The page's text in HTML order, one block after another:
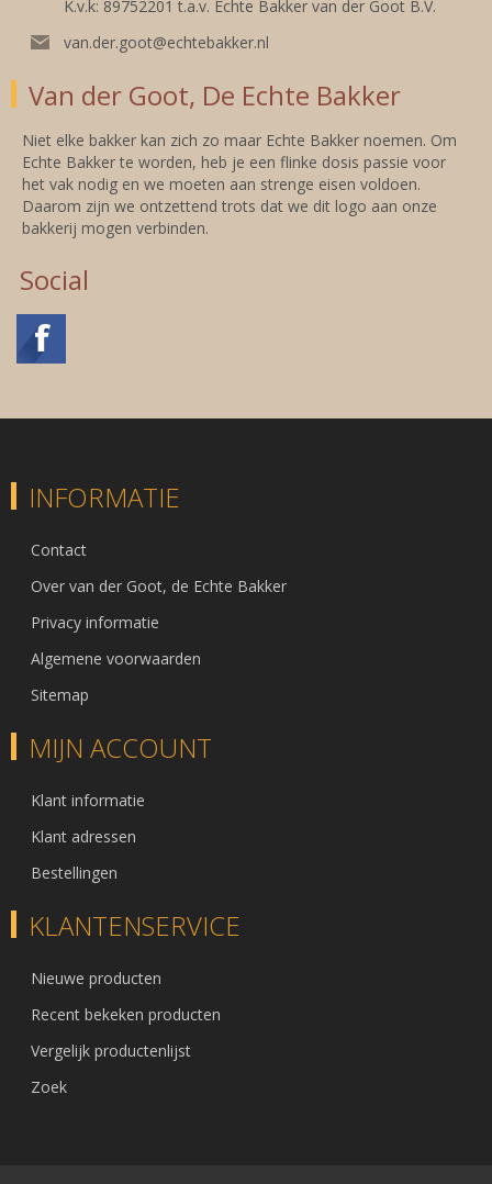
K.v.k: 89752201 t.a.v. Echte Bakker van der Goot B.V.
van.der.goot@echtebakker.nl
Van der Goot, De Echte Bakker
Niet elke bakker kan zich zo maar Echte Bakker noemen. Om
Echte Bakker te worden, heb je een flinke dosis passie voor
het vak nodig en we moeten aan strenge eisen voldoen.
Daarom zijn we ontzettend trots dat we dit logo aan onze
bakkerij mogen verbinden.
Social
INFORMATIE
Contact
Over van der Goot, de Echte Bakker
Privacy informatie
Algemene voorwaarden
Sitemap
MIJN ACCOUNT
Klant informatie
Klant adressen
Bestellingen
KLANTENSERVICE
Nieuwe producten
Recent bekeken producten
Vergelijk productenlijst
Zoek